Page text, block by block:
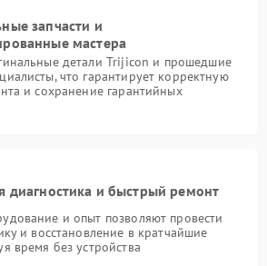
запчасти и
мастера
детали Trijicon и прошедшие
что гарантирует корректную
и сохранение гарантийных
диагностика и быстрый ремонт
и опыт позволяют провести
и восстановление в кратчайшие
время без устройства